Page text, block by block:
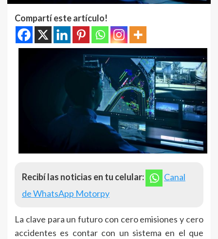
Compartí este artículo!
Recibí las noticias en tu celular:
Canal
de WhatsApp Motorpy
La clave para un futuro con cero emisiones y cero
accidentes es contar con un sistema en el que